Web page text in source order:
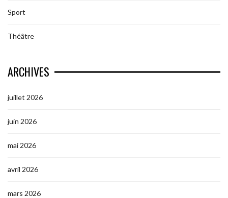
Sport
Théâtre
ARCHIVES
juillet 2026
juin 2026
mai 2026
avril 2026
mars 2026